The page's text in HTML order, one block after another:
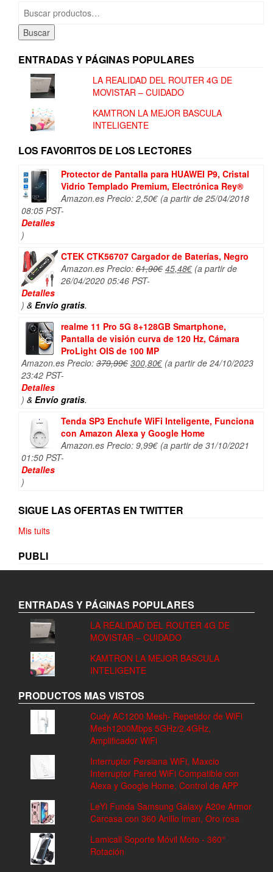
Buscar
por:
Buscar
ENTRADAS Y PÁGINAS POPULARES
LA REALIDAD DEL ROUTER 4G DE
MOVISTAR – CUIDADO
KAMTRON LA MEJOR BASCULA
INTELIGENTE
LOS FAVORITOS DE LOS LECTORES
Protector de Pantalla para HUAWEI P9, Cristal
Vidrio Templado Premium, Electrónica Rey®
Amazon.es Precio: 2,50€ (a partir de 25/04/2018
08:05 PST-
Detalles
)
CTEK CTK56707 Cargador de Baterías, Negro
Amazon.es Precio: 61,90€ El
45,48€El(a partir de
26/04/2020 05:46 PST-
Detalles
) & Envío gratis.
realme 11 Pro 5G 8+128GB Smartphone,
Pantalla de visión curva de 120 Hz, Cámara
ProLight OIS de 100 MP
Amazon.es Precio: 379,99€ El
300,80€El(a partir de 24/10/2023
23:42 PST-
Detalles
) & Envío gratis.
Tenda SP3 Enchufe WiFi Inteligente, Funciona
con Amazon Alexa y Google Home
Amazon.es Precio: 9,99€ (a partir de 31/10/2021
01:50 PST-
Detalles
)
SIGUE LAS OFERTAS EN TWITTER
Mis tuits
PUBLI
ENTRADAS Y PÁGINAS POPULARES
LA REALIDAD DEL ROUTER 4G DE
MOVISTAR – CUIDADO
KAMTRON LA MEJOR BASCULA
INTELIGENTE
PRODUCTOS MAS VISTOS
Cudy AC1200 Mesh- Repetidor de WiFi
Mesh1200Mbps 5GHz/2.4GHz,
Amplificador WiFi
Interruptor Persiana WiFi, Maxcio
Interruptor Pared WiFi Compatible con
Alexa y Google Home, Control de APP
LeYi Funda Samsung Galaxy A20e Armor
Carcasa con 360 Anillo iman, Oro rosa
Lamicall Soporte Móvil Moto - 360°
Rotación